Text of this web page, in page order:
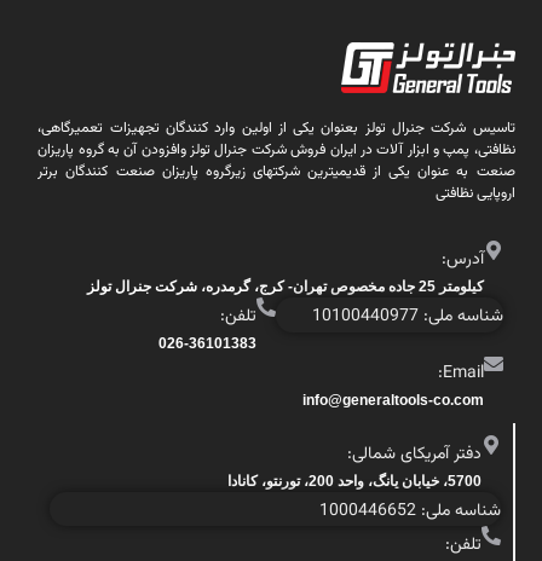
تاسیس شرکت جنرال تولز بعنوان یکی از اولین وارد کنندگان تجهیزات تعمیرگاهی،
نظافتی، پمپ و ابزار آلات در ایران فروش شرکت جنرال تولز وافزودن آن به گروه پاریزان
صنعت به عنوان یکی از قدیمیترین شرکتهای زیرگروه پاریزان صنعت کنندگان برتر
اروپایی نظافتی
آدرس:
کیلومتر 25 جاده مخصوص تهران- کرج، گرمدره، شرکت جنرال تولز
شناسه ملی: 10100440977 تلفن:
026-36101383
Email:
info@generaltools-co.com
دفتر آمریکای شمالی:
5700، خیابان یانگ، واحد 200، تورنتو، کانادا
شناسه ملی: 1000446652
تلفن: